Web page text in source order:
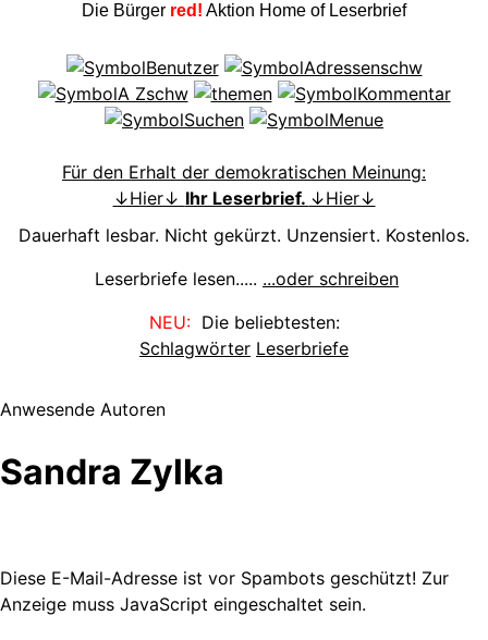
Die Bürger red! Aktion Home of Leserbrief
Für den Erhalt der demokratischen Meinung:
↓Hier↓ Ihr Leserbrief. ↓Hier↓
Dauerhaft lesbar. Nicht gekürzt. Unzensiert. Kostenlos.
Leserbriefe lesen..... ...oder schreiben
NEU:Die beliebtesten:
Schlagwörter Leserbriefe
Anwesende Autoren
Sandra Zylka
Diese E-Mail-Adresse ist vor Spambots geschützt! Zur
Anzeige muss JavaScript eingeschaltet sein.